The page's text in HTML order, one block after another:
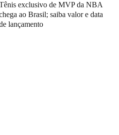
exclusivo de MVP da NBA
ao Brasil; saiba valor e data
lançamento